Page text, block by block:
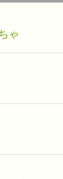
ゃ